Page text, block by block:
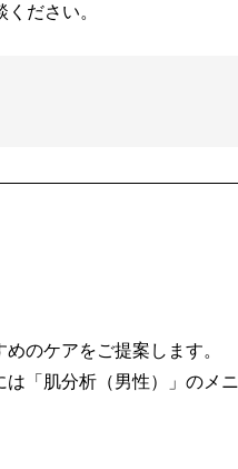
ださい。
のケアをご提案します。
「肌分析（男性）」のメニ